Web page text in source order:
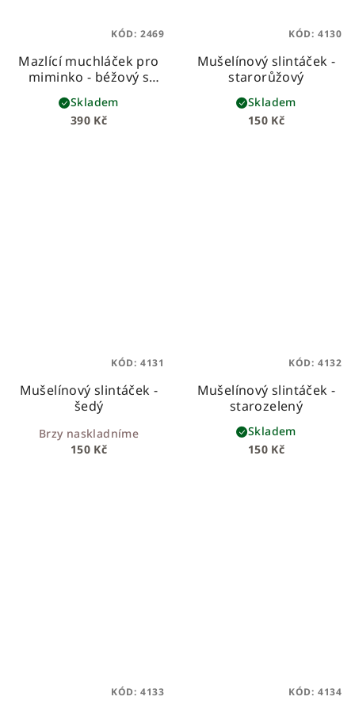
Mazlící muchláček pro
miminko - béžový s
medvídky
390 Kč
Skladem
KÓD: 2469
Mušelínový slintáček -
starorůžový
150 Kč
Skladem
KÓD: 4130
Mušelínový slintáček -
šedý
150 Kč
Brzy naskladníme
KÓD: 4131
Mušelínový slintáček -
starozelený
150 Kč
Skladem
KÓD: 4132
KÓD: 4133 KÓD: 4134